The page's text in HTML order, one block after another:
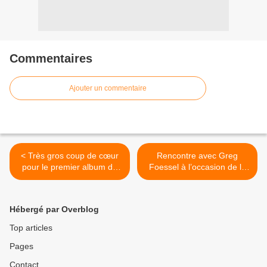
Commentaires
Ajouter un commentaire
< Très gros coup de cœur
pour le premier album de
Jive Me !
Rencontre avec Greg
Foessel à l’occasion de la
parution de son nouveau
Hébergé par Overblog
Top articles
Pages
Contact